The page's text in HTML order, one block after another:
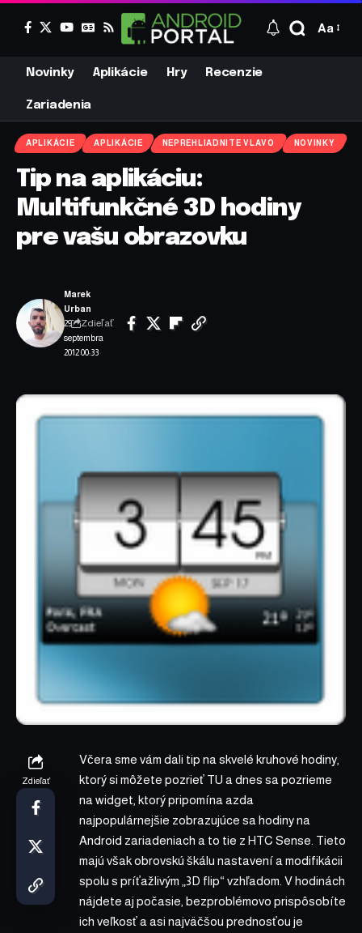
Aa
Novinky Aplikácie Hry Recenzie
Zariadenia
APLIKÁCIE APLIKÁCIE NEPREHLIADNITE VLAVO NOVINKY
Tip na aplikáciu:
Multifunkčné 3D hodiny
pre vašu obrazovku
29.
septembra
2012 00:33
Marek
Urban
Zdieľať
Zdieľať
Včera sme vám dali tip na skvelé kruhové hodiny,
ktorý si môžete pozrieť TU a dnes sa pozrieme
na widget, ktorý pripomína azda
najpopulárnejšie zobrazujúce sa hodiny na
Android zariadeniach a to tie z HTC Sense. Tieto
majú však obrovskú škálu nastavení a modifikácii
spolu s príťažlivým „3D flip“ vzhľadom. V hodinách
nájdete aj počasie, bezproblémovo prispôsobíte
ich veľkosť a asi najväčšou prednosťou je